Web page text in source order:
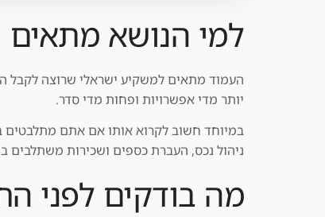
למי הנושא מתאים
העמוד מתאים למשקיע ישראלי שרוצה לקבל
יותר מדי אפשרויות ופחות מדי סדר.
ניהול נכס, העברת כספים ושכירות משתלבים
מה בודקים לפני